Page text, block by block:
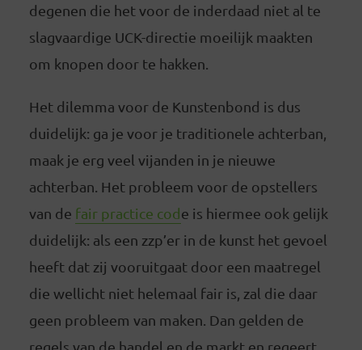
degenen die het voor de inderdaad niet al te
slagvaardige UCK-directie moeilijk maakten
om knopen door te hakken.
Het dilemma voor de Kunstenbond is dus
duidelijk: ga je voor je traditionele achterban,
maak je erg veel vijanden in je nieuwe
achterban. Het probleem voor de opstellers
van de fair practice code is hiermee ook gelijk
duidelijk: als een zzp’er in de kunst het gevoel
heeft dat zij vooruitgaat door een maatregel
die wellicht niet helemaal fair is, zal die daar
geen probleem van maken. Dan gelden de
regels van de handel en de markt en regeert